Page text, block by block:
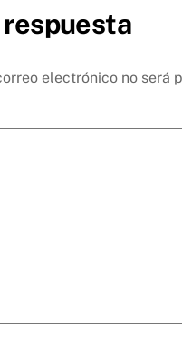
respuesta
electrónico no será